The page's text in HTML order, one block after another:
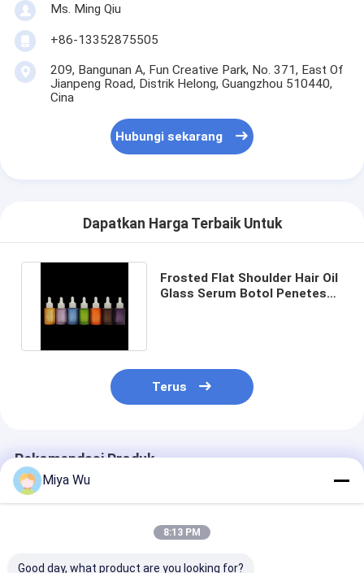
Ms. Ming Qiu
+86-13352875505
209, Bangunan A, Fun Creative Park, No. 371, East Of
Jianpeng Road, Distrik Helong, Guangzhou 510440,
Cina
Hubungi sekarang
Dapatkan Harga Terbaik Untuk
Frosted Flat Shoulder Hair Oil
Glass Serum Botol Penetes
Terus
Rekomendasi Produk
Miya Wu
8:13 PM
Good day, what product are you looking for?